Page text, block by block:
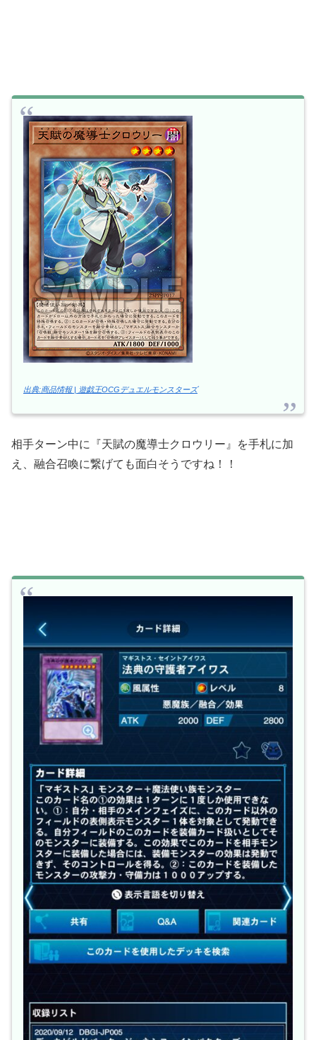
出典:商品情報 | 遊戯王OCGデュエルモンスターズ
相手ターン中に『天賦の魔導士クロウリー』を手札に加
え、融合召喚に繋げても面白そうですね！！